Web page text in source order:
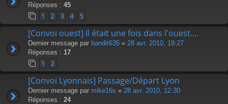
Réponses : 45
1 2 3 4 5
[Convoi ouest] Il était une fois dans l'ouest....
Dernier message par bandit635 « 28 avr. 2010, 19:27
Réponses : 17
1 2
[Convoi Lyonnais] Passage/Départ Lyon
Dernier message par mike16s « 28 avr. 2010, 12:30
Réponses : 24